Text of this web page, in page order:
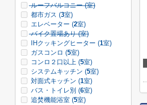
ルーフバルコニー (室)
都市ガス (3室)
エレベーター (2室)
バイク置場あり (室)
IHクッキングヒーター (1室)
ガスコンロ (5室)
コンロ２口以上 (5室)
システムキッチン (5室)
対面式キッチン (1室)
バス・トイレ別 (6室)
追焚機能浴室 (5室)